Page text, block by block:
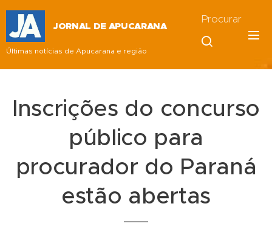
JORNAL DE APUCARANA
Últimas notícias de Apucarana e região
Procurar
Inscrições do concurso
público para
procurador do Paraná
estão abertas